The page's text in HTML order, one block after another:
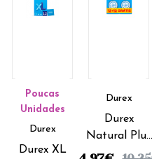
Poucas
Unidades
Durex
Durex XL
Durex
Durex
Natural Plus
(x12